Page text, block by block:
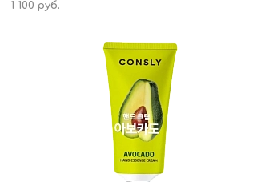
1 100 руб.
В корзину